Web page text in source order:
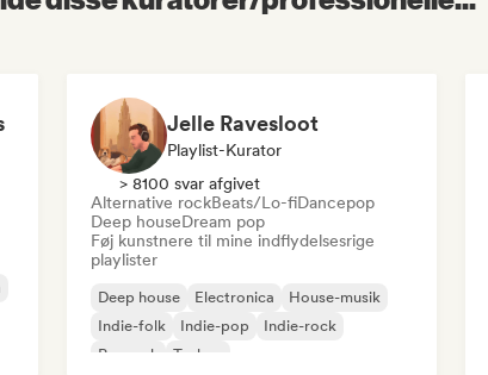
Jelle Ravesloot
Playlist-Kurator
> 8100 svar afgivet
Alternative rockBeats/Lo-fiDancepop
Deep houseDream pop
Føj kunstnere til mine indflydelsesrige
playlister
Deep house Electronica
House-musik
Indie-folk
Indie-pop
Indie-rock
Poprock
Techno